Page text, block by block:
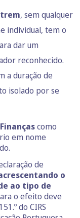
, sem qualquer
individual, tem o
dar um
reconhecido.
a duração de
isolado por se
como
em nome
de
o
ao tipo de
o efeito deve
do CIRS